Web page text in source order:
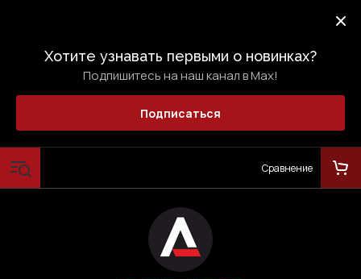
Хотите узнавать первыми о новинках?
Подпишитесь на наш канал в Max!
Подписаться
Сравнение